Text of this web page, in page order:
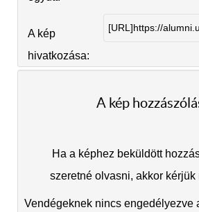
A kép
hivatkozása:
A kép
Ha a képhez beküldött
szeretné olvasni, akkor kérjük
Vendégeknek nincs engedélyezve